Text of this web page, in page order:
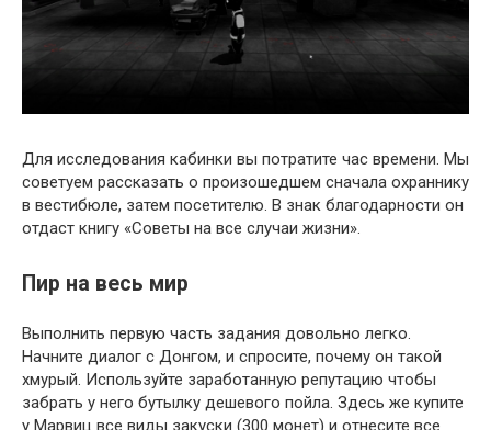
Для исследования кабинки вы потратите час времени. Мы
советуем рассказать о произошедшем сначала охраннику
в вестибюле, затем посетителю. В знак благодарности он
отдаст книгу «Советы на все случаи жизни».
Пир на весь мир
Выполнить первую часть задания довольно легко.
Начните диалог с Донгом, и спросите, почему он такой
хмурый. Используйте заработанную репутацию чтобы
забрать у него бутылку дешевого пойла. Здесь же купите